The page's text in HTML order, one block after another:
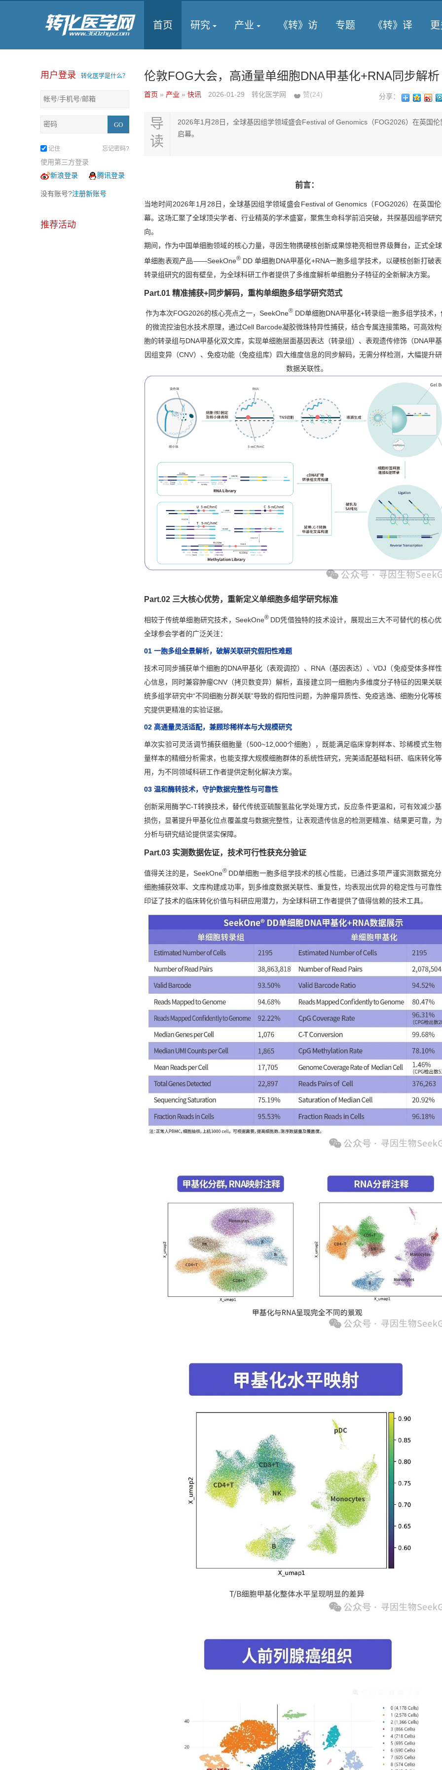
首页 研究 产业 《转》访 专题 《转》译
用户登录 转化医学是什么？
记住 忘记密码?
使用第三方登录
新浪登录
腾讯登录
没有账号?注册新账号
推荐活动
伦敦FOG大会，高通量单细胞DNA甲基化+RNA同步解析
首页 » 产业 » 快讯 2026-01-29 转化医学网 赞(24) 分享：
导
读
2026年1月28日，全球基因组学领域盛会Festival of Genomics（FOG2026）在英国伦
启幕。
前言：
当地时间2026年1月28日，全球基因组学领域盛会Festival of Genomics（FOG2026）在英国
幕。这场汇聚了全球顶尖学者、行业精英的学术盛宴，聚焦生命科学前沿突破，共探基因组学研
向。
期间，作为中国单细胞领域的核心力量，寻因生物携硬核创新成果惊艳亮相世界级舞台，正式全
单细胞表观产品——SeekOne®DD 单细胞DNA甲基化+RNA一胞多组学技术，以硬核创新打破
转录组研究的固有壁垒，为全球科研工作者提供了多维度解析单细胞分子特征的全新解决方案。
Part.01 精准捕获+同步解码，重构单细胞多组学研究范式
作为本次FOG2026的核心亮点之一，SeekOne® DD单细胞DNA甲基化+转录组一胞多组学技术
的微流控油包水技术原理，通过Cell Barcode凝胶微珠特异性捕获，结合专属连接策略，可高效
胞的转录组与DNA甲基化双文库，实现单细胞层面基因表达（转录组）、表观遗传修饰（DNA甲
因组变异（CNV）、免疫功能（免疫组库）四大维度信息的同步解码，无需分样检测，大幅提升
数据关联性。
Part.02 三大核心优势，重新定义单细胞多组学研究标准
相较于传统单细胞研究技术，SeekOne® DD凭借独特的技术设计，展现出三大不可替代的核心
全球参会学者的广泛关注：
01 一胞多组全景解析，破解关联研究假阳性难题
技术可同步捕获单个细胞的DNA甲基化（表观调控）、RNA（基因表达）、VDJ（免疫受体多样
心信息，同时兼容肿瘤CNV（拷贝数变异）解析，直接建立同一细胞内多维度分子特征的因果关
统多组学研究中“不同细胞分群关联”导致的假阳性问题，为肿瘤异质性、免疫逃逸、细胞分化等
究提供更精准的实验证据。
02 高通量灵活适配，兼顾珍稀样本与大规模研究
单次实验可灵活调节捕获细胞量（500~12,000个细胞），既能满足临床穿刺样本、珍稀模式生
量样本的精细分析需求，也能支撑大规模细胞群体的系统性研究，完美适配基础科研、临床转化
用，为不同领域科研工作者提供定制化解决方案。
03 温和酶转技术，守护数据完整性与可靠性
创新采用酶学C-T转换技术，替代传统亚硫酸氢盐化学处理方式，反应条件更温和，可有效减少
损伤，显著提升甲基化位点覆盖度与数据完整性，让表观遗传信息的检测更精准、结果更可靠，
分析与研究结论提供坚实保障。
Part.03 实测数据佐证，技术可行性获充分验证
值得关注的是，SeekOne® DD单细胞一胞多组学技术的核心性能，已通过多项严谨实测数据充
细胞捕获效率、文库构建成功率，到多维度数据关联性、重复性，均表现出优异的稳定性与可靠
印证了技术的临床转化价值与科研应用潜力，为全球科研工作者提供了值得信赖的技术工具。